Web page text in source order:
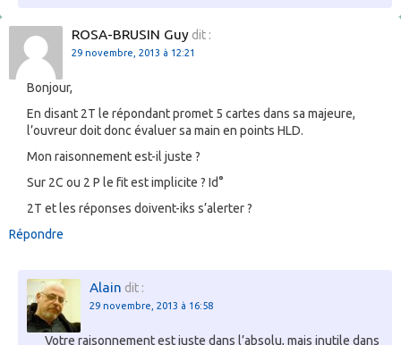
ROSA-BRUSIN Guy dit :
29 novembre, 2013 à 12:21
Bonjour,
En disant 2T le répondant promet 5 cartes dans sa majeure,
l’ouvreur doit donc évaluer sa main en points HLD.
Mon raisonnement est-il juste ?
Sur 2C ou 2 P le fit est implicite ? Id°
2T et les réponses doivent-iks s’alerter ?
Répondre
Alain dit :
29 novembre, 2013 à 16:58
Votre raisonnement est juste dans l’absolu, mais inutile dans